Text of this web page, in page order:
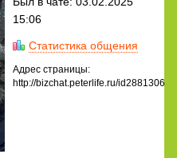
15:06
Статистика общения
Адрес страницы:
http://bizchat.peterlife.ru/id2881306